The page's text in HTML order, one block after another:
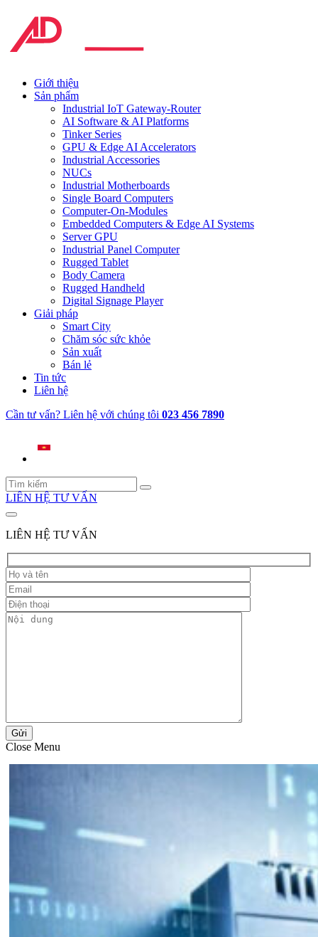
Giới thiệu
Sản phẩm
Industrial IoT Gateway-Router
AI Software & AI Platforms
Tinker Series
GPU & Edge AI Accelerators
Industrial Accessories
NUCs
Industrial Motherboards
Single Board Computers
Computer-On-Modules
Embedded Computers & Edge AI Systems
Server GPU
Industrial Panel Computer
Rugged Tablet
Body Camera
Rugged Handheld
Digital Signage Player
Giải pháp
Smart City
Chăm sóc sức khỏe
Sản xuất
Bán lẻ
Tin tức
Liên hệ
Cần tư vấn? Liên hệ với chúng tôi 023 456 7890
LIÊN HỆ TƯ VẤN
LIÊN HỆ TƯ VẤN
Gửi
Close Menu